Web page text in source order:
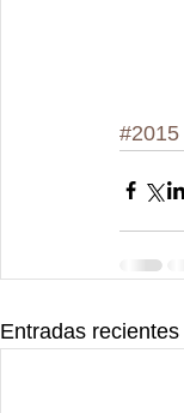
#2015
Entradas recientes